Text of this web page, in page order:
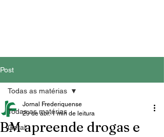
Post
Todas as matérias
Geral
Todas as matérias
BM apreende drogas e
Jornal Frederiquense
29 de abr. 1 min de leitura